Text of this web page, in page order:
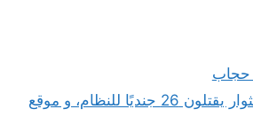
حجاب
ريف اللاذقية: الثوار يقتلون 26 جنديًا للنظام، و موقع